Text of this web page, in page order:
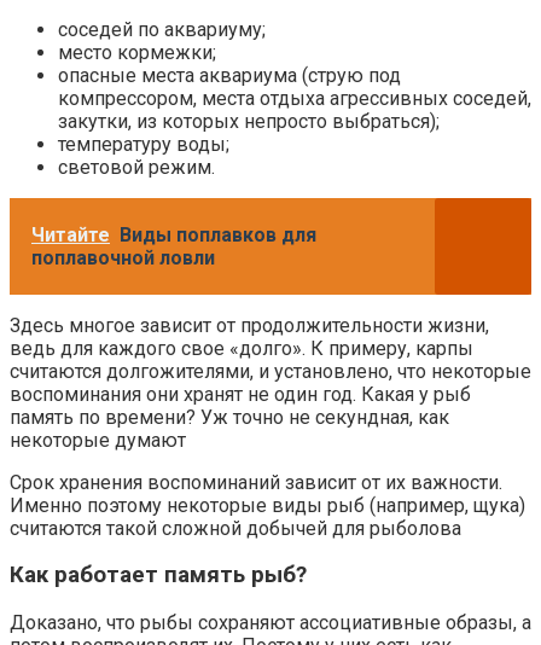
соседей по аквариуму;
место кормежки;
опасные места аквариума (струю под
компрессором, места отдыха агрессивных соседей,
закутки, из которых непросто выбраться);
температуру воды;
световой режим.
Читайте Виды поплавков для
поплавочной ловли
Здесь многое зависит от продолжительности жизни,
ведь для каждого свое «долго». К примеру, карпы
считаются долгожителями, и установлено, что некоторые
воспоминания они хранят не один год. Какая у рыб
память по времени? Уж точно не секундная, как
некоторые думают
Срок хранения воспоминаний зависит от их важности.
Именно поэтому некоторые виды рыб (например, щука)
считаются такой сложной добычей для рыболова
Как работает память рыб?
Доказано, что рыбы сохраняют ассоциативные образы, а